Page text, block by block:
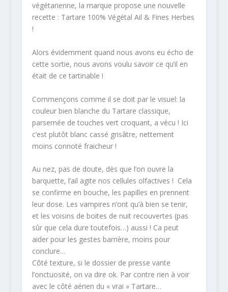
végétarienne, la marque propose une nouvelle
recette : Tartare 100% Végétal Ail & Fines Herbes
!
Alors évidemment quand nous avons eu écho de
cette sortie, nous avons voulu savoir ce qu’il en
était de ce tartinable !
Commençons comme il se doit par le visuel: la
couleur bien blanche du Tartare classique,
parsemée de touches vert croquant, a vécu ! Ici
c’est plutôt blanc cassé grisâtre, nettement
moins connoté fraicheur !
Au nez, pas de doute, dès que l’on ouvre la
barquette, l’ail agite nos cellules olfactives ! Cela
se confirme en bouche, les papilles en prennent
leur dose. Les vampires n’ont qu’à bien se tenir,
et les voisins de boites de nuit recouvertes (pas
sûr que cela dure toutefois…) aussi ! Ca peut
aider pour les gestes barrière, moins pour
conclure…
Côté texture, si le dossier de presse vante
l’onctuosité, on va dire ok. Par contre rien à voir
avec le côté aérien du « vrai » Tartare…